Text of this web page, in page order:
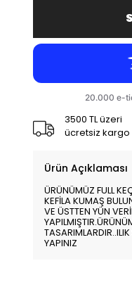
3500 TL üzeri
ücretsiz kargo
Ürün Açıklaması
ÜRÜNÜMÜZ FULL
KEFİLA KUMAŞ
VE ÜSTTEN YÜN
YAPINIZ